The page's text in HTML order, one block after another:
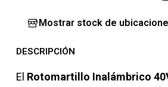
Mostrar stock de
DESCRIPCIÓN
El Rotomartillo Inalámbrico